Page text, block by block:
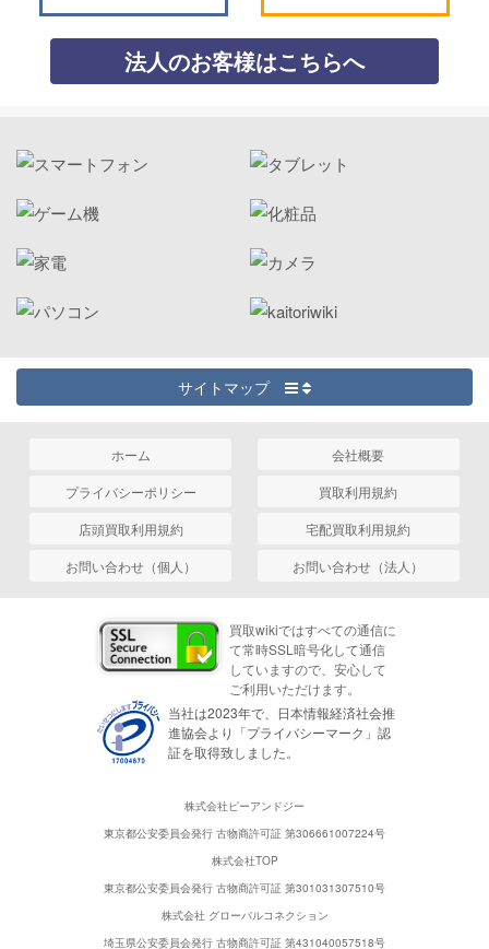
法人のお客様はこちらへ
サイトマップ
ホーム
会社概要
プライバシーポリシー
買取利用規約
店頭買取利用規約
宅配買取利用規約
お問い合わせ（個人）
お問い合わせ（法人）
買取wikiではすべての通信に
て常時SSL暗号化して通信
していますので、安心して
ご利用いただけます。
当社は2023年で、日本情報経済社会推
進協会より「プライバシーマーク」認
証を取得致しました。
株式会社ピーアンドジー
東京都公安委員会発行 古物商許可証 第306661007224号
株式会社TOP
東京都公安委員会発行 古物商許可証 第301031307510号
株式会社 グローバルコネクション
埼玉県公安委員会発行 古物商許可証 第431040057518号